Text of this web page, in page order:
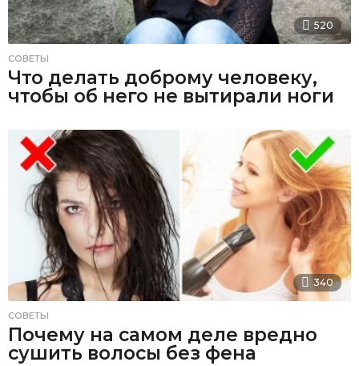
520
СОВЕТЫ
Что делать доброму человеку,
чтобы об него не вытирали ноги
340
СОВЕТЫ
Почему на самом деле вредно
сушить волосы без фена